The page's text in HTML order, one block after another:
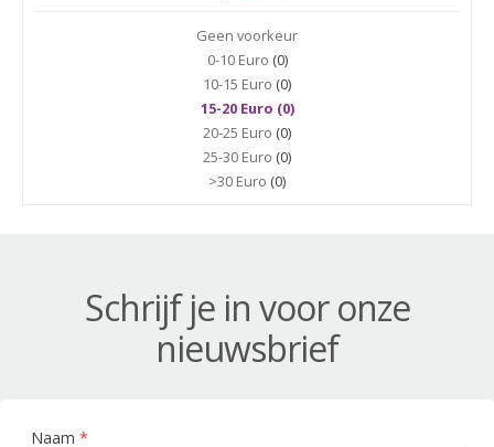
Geen voorkeur
0-10 Euro (0)
10-15 Euro (0)
15-20 Euro (0)
20-25 Euro (0)
25-30 Euro (0)
>30 Euro (0)
Schrijf je in voor onze
nieuwsbrief
Naam *